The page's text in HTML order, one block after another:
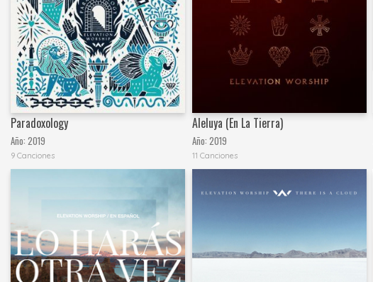
Paradoxology
Año:2019
9 Canciones
Aleluya (En La Tierra)
Año:2019
11 Canciones